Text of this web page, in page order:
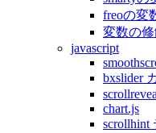
freoの変
変数の
javascript
bxslider
chart.js
scrollhint